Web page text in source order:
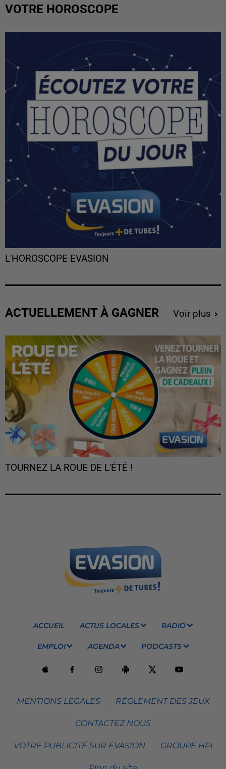
VOTRE HOROSCOPE
L'HOROSCOPE EVASION
ACTUELLEMENT À GAGNER Voir plus
TOURNEZ LA ROUE DE L'ÉTÉ !
ACCUEIL ACTUS LOCALES RADIO
EMPLOI AGENDA PODCASTS
MENTIONS LEGALES RÈGLEMENT DES JEUX
CONTACTEZ NOUS
VOTRE PUBLICITÉ SUR EVASION GROUPE HPI